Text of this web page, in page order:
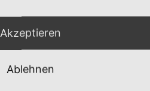
Akzeptieren
Ablehnen